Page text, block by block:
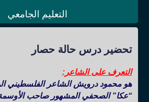
التعليم الجامعي
تحضير درس حالة حصار
التعرف على الشاعر:
هو محمود درويش الشاعر الفلسطيني
“عكا” الصحفي المشهور صاحب الأوسمة